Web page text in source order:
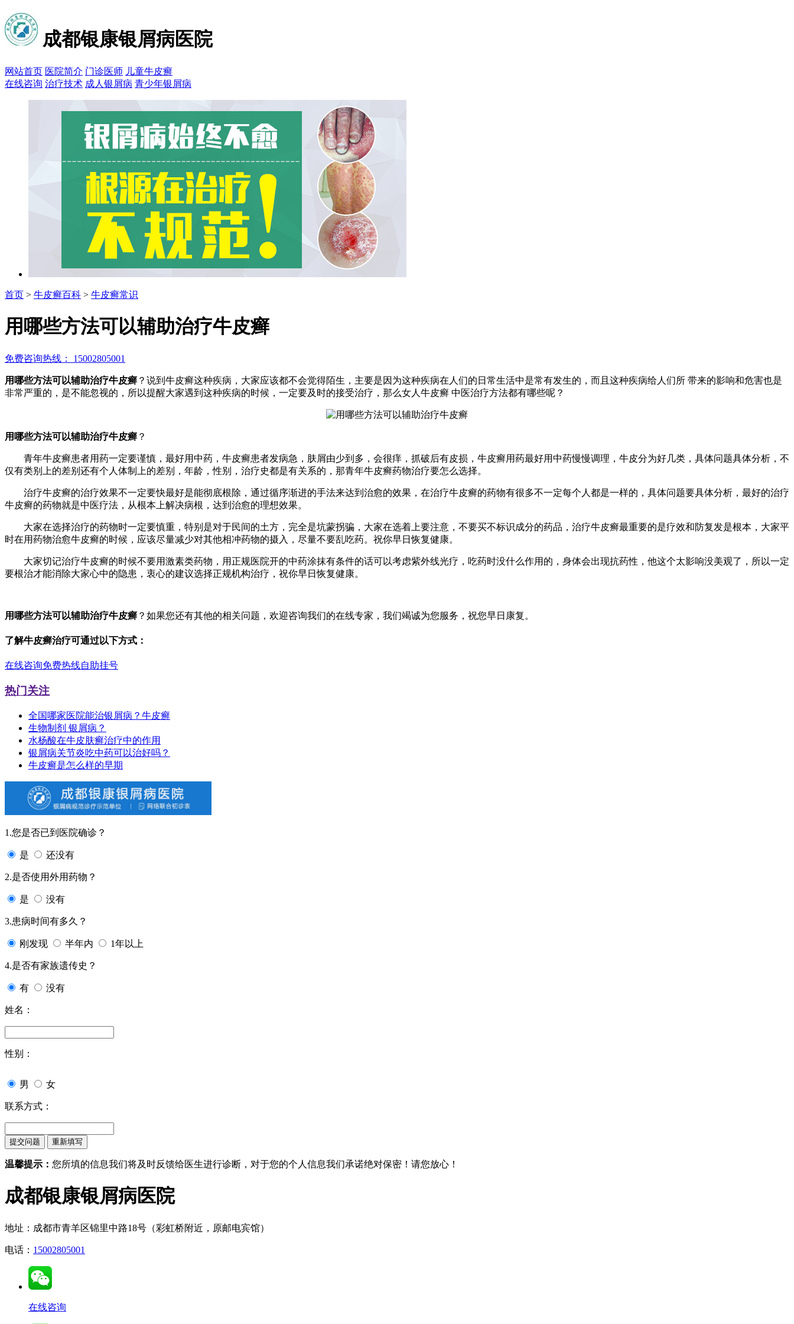
成都银康银屑病医院
网站首页 医院简介 门诊医师 儿童牛皮癣
在线咨询 治疗技术 成人银屑病 青少年银屑病
首页 > 牛皮癣百科 > 牛皮癣常识
用哪些方法可以辅助治疗牛皮癣
免费咨询热线： 15002805001
用哪些方法可以辅助治疗牛皮癣 ？说到牛皮癣这种疾病，大家应该都不会觉得陌生，主要是因为这种疾病在人们的日常生活中是常有发生的，而且这种疾病给人们所 带来的影响和危害也是
非常严重的，是不能忽视的，所以提醒大家遇到这种疾病的时候，一定要及时的接受治疗，那么女人牛皮癣 中医治疗方法都有哪些呢？
用哪些方法可以辅助治疗牛皮癣 ？
青年牛皮癣患者用药一定要谨慎，最好用中药，牛皮癣患者发病急，肤屑由少到多，会很痒，抓破后有皮损，牛皮癣用药最好用中药慢慢调理，牛皮分为好几类，具体问题具体分析，不
仅有类别上的差别还有个人体制上的差别，年龄，性别，治疗史都是有关系的，那青年牛皮癣药物治疗要怎么选择。
治疗牛皮癣的治疗效果不一定要快最好是能彻底根除，通过循序渐进的手法来达到治愈的效果，在治疗牛皮癣的药物有很多不一定每个人都是一样的，具体问题要具体分析，最好的治疗
牛皮癣的药物就是中医疗法，从根本上解决病根，达到治愈的理想效果。
大家在选择治疗的药物时一定要慎重，特别是对于民间的土方，完全是坑蒙拐骗，大家在选着上要注意，不要买不标识成分的药品，治疗牛皮癣最重要的是疗效和防复发是根本，大家平
时在用药物治愈牛皮癣的时候，应该尽量减少对其他相冲药物的摄入，尽量不要乱吃药。祝你早日恢复健康。
大家切记治疗牛皮癣的时候不要用激素类药物，用正规医院开的中药涂抹有条件的话可以考虑紫外线光疗，吃药时没什么作用的，身体会出现抗药性，他这个太影响没美观了，所以一定
要根治才能消除大家心中的隐患，衷心的建议选择正规机构治疗，祝你早日恢复健康。
用哪些方法可以辅助治疗牛皮癣 ？如果您还有其他的相关问题，欢迎咨询我们的在线专家，我们竭诚为您服务，祝您早日康复。
了解牛皮癣治疗可通过以下方式：
在线咨询免费热线自助挂号
热门关注
全国哪家医院能治银屑病？牛皮癣
生物制剂 银屑病？
水杨酸在牛皮肤癣治疗中的作用
银屑病关节炎吃中药可以治好吗？
牛皮癣是怎么样的早期
1.您是否已到医院确诊？
是 还没有
2.是否使用外用药物？
是 没有
3.患病时间有多久？
刚发现 半年内 1年以上
4.是否有家族遗传史？
有 没有
姓名：
性别：
男 女
联系方式：
温馨提示： 您所填的信息我们将及时反馈给医生进行诊断，对于您的个人信息我们承诺绝对保密！请您放心！
成都银康银屑病医院
地址：成都市青羊区锦里中路18号（彩虹桥附近，原邮电宾馆）
电话： 15002805001
在线咨询